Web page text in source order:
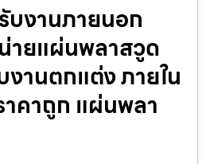
บงานภายนอก
ายแผ่นพลาสวูด
งานตกแต่ง ภายใน
าคาถูก แผ่นพลา